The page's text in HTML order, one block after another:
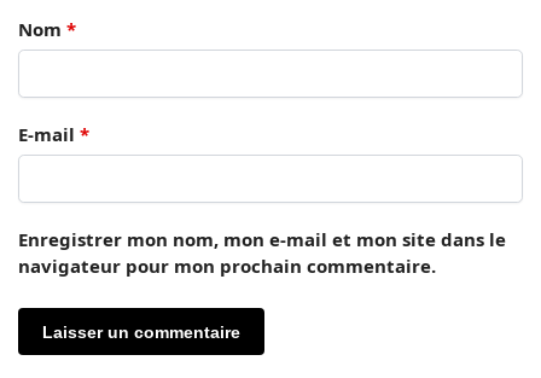
Nom *
E-mail *
Enregistrer mon nom, mon e-mail et mon site dans le
navigateur pour mon prochain commentaire.